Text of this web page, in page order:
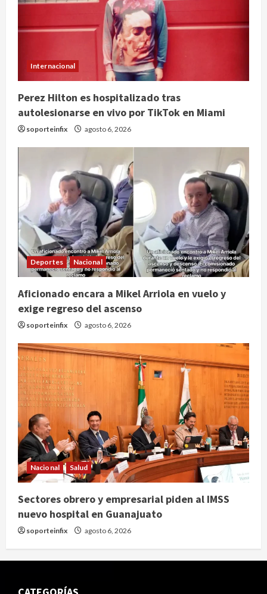
Internacional
Perez Hilton es hospitalizado tras
autolesionarse en vivo por TikTok en Miami
soporteinfix agosto 6, 2026
Deportes Nacional
Aficionado encara a Mikel Arriola en vuelo y
exige regreso del ascenso
soporteinfix agosto 6, 2026
Nacional Salud
Sectores obrero y empresarial piden al IMSS
nuevo hospital en Guanajuato
soporteinfix agosto 6, 2026